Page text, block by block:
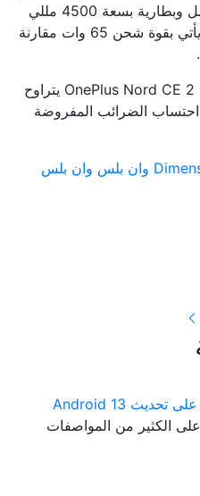
كاميرات بالخلف بدقة 2 ميجا بيكسل وبطارية بسعة 4500 مللي
أمبير ويأتي الإصدار الحالى للهاتف يأتي بقوة شحن 65 وات مقارنة
وتقول بعض التقارير أن سعر هاتف OnePlus Nord CE 2 يتراوح
370 دولار دون احتساب الضرائب المفروضة
وان بلس وان بلس
حصل جوال Realme GT2 Pro على الكثير من المواصفات